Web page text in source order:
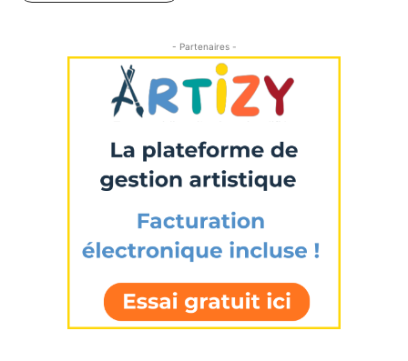
Statut / Organisation
J'accepte lestermes et conditions
* Champ obligatoire
Statut / Organisation
J'accepte lestermes et conditions
- Partenaires -